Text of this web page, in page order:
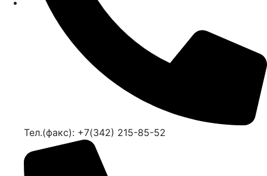
Тел.(факс): +7(342) 215-85-52